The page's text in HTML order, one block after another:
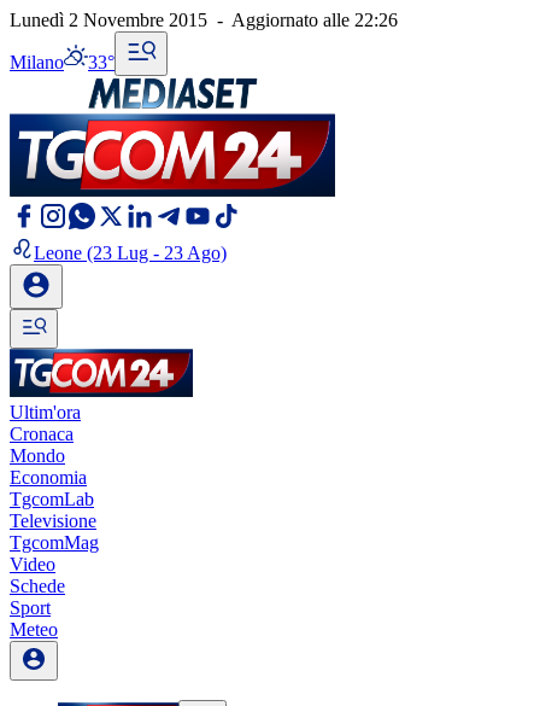
Lunedì 2 Novembre 2015 - Aggiornato alle 22:26
Milano 33°
Leone (23 Lug - 23 Ago)
Ultim'ora
Cronaca
Mondo
Economia
TgcomLab
Televisione
TgcomMag
Video
Schede
Sport
Meteo